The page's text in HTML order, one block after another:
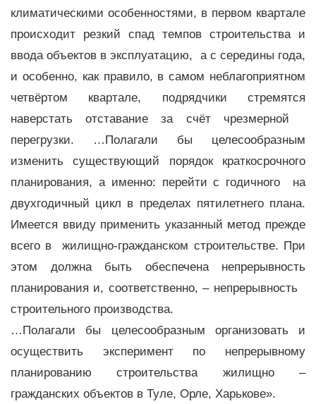
климатическими особенностями, в первом квартале
происходит резкий спад темпов строительства и
ввода объектов в эксплуатацию, а с середины года,
и особенно, как правило, в самом неблагоприятном
четвёртом квартале, подрядчики стремятся
наверстать отставание за счёт чрезмерной
перегрузки. …Полагали бы целесообразным
изменить существующий порядок краткосрочного
планирования, а именно: перейти с годичного на
двухгодичный цикл в пределах пятилетнего плана.
Имеется ввиду применить указанный метод прежде
всего в жилищно-гражданском строительстве. При
этом должна быть обеспечена непрерывность
планирования и, соответственно, – непрерывность
строительного производства.
…Полагали бы целесообразным организовать и
осуществить эксперимент по непрерывному
планированию строительства жилищно –
гражданских объектов в Туле, Орле, Харькове».